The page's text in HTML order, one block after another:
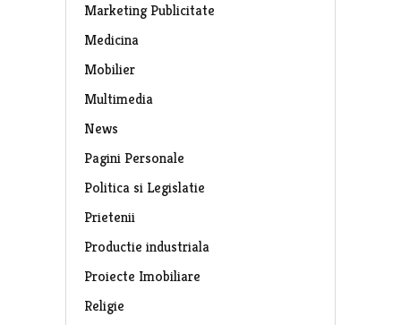
Marketing Publicitate
Medicina
Mobilier
Multimedia
News
Pagini Personale
Politica si Legislatie
Prietenii
Productie industriala
Proiecte Imobiliare
Religie